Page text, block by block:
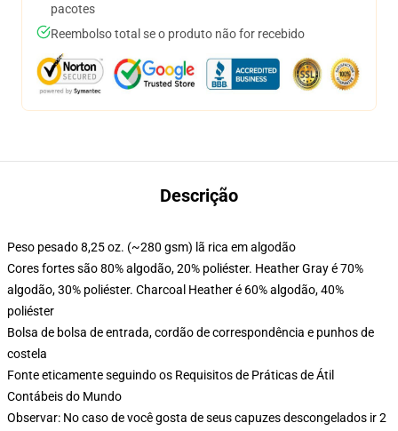
pacotes
Reembolso total se o produto não for recebido
Descrição
Peso pesado 8,25 oz. (~280 gsm) lã rica em algodão
Cores fortes são 80% algodão, 20% poliéster. Heather Gray é 70%
algodão, 30% poliéster. Charcoal Heather é 60% algodão, 40%
poliéster
Bolsa de bolsa de entrada, cordão de correspondência e punhos de
costela
Fonte eticamente seguindo os Requisitos de Práticas de Átil
Contábeis do Mundo
Observar: No caso de você gosta de seus capuzes descongelados ir 2